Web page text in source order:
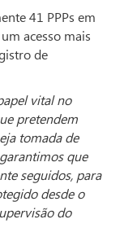
41 PPPs em
acesso mais
de
vital no
pretendem
tomada de
que
seguidos, para
desde o
do